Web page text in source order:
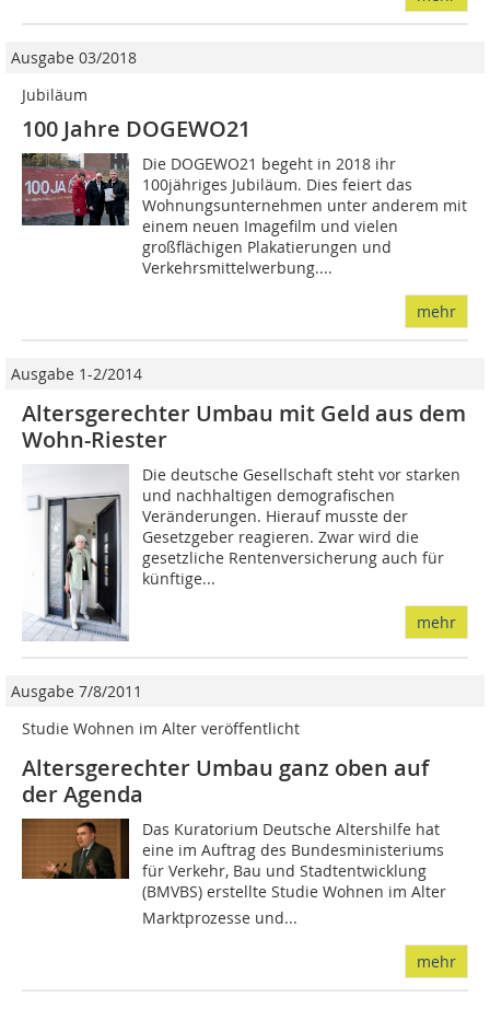
Ausgabe 03/2018
Jubiläum
100 Jahre DOGEWO21
Die DOGEWO21 begeht in 2018 ihr
100jähriges Jubiläum. Dies feiert das
Wohnungsunternehmen unter anderem mit
einem neuen Imagefilm und vielen
großflächigen Plakatierungen und
Verkehrsmittelwerbung....
mehr
Ausgabe 1-2/2014
Altersgerechter Umbau mit Geld aus dem
Wohn-Riester
Die deutsche Gesellschaft steht vor starken
und nachhaltigen demografischen
Veränderungen. Hierauf musste der
Gesetzgeber reagieren. Zwar wird die
gesetzliche Rentenversicherung auch für
künftige...
mehr
Ausgabe 7/8/2011
Studie Wohnen im Alter veröffentlicht
Altersgerechter Umbau ganz oben auf
der Agenda
Das Kuratorium Deutsche Altershilfe hat
eine im Auftrag des Bundesministeriums
für Verkehr, Bau und Stadtentwicklung
(BMVBS) erstellte Studie Wohnen im Alter 
Marktprozesse und...
mehr